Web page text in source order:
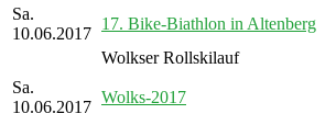
Sa.
10.06.2017
17. Bike-Biathlon in Altenberg
Sa.
10.06.2017
Wolkser Rollskilauf
Wolks-2017